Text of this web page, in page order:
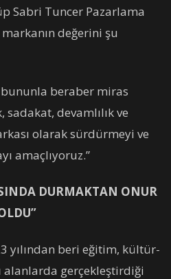
Sabri Tuncer Pazarlama
değerini şu
beraber miras
devamlılık ve
olarak sürdürmeyi ve
amaçlıyoruz.”
DURMAKTAN ONUR
yılından beri eğitim, kültür-
alanlarda gerçekleştirdiği